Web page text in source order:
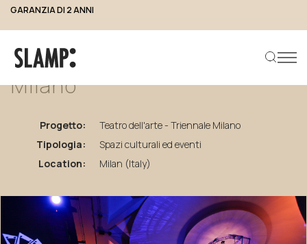
GARANZIA DI 2 ANNI
Cerca prodotto
Teatro
Triennale
Milano
Progetto:
Teatro dell'arte - Triennale Milano
Tipologia:
Spazi culturali ed eventi
Location:
Milan (Italy)